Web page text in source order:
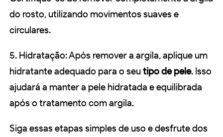
do rosto, utilizando movimentos suaves e
circulares.
5. Hidratação: Após remover a argila, aplique um
hidratante adequado para o seutipo de pele. Isso
ajudará a manter a pele hidratada e equilibrada
após o tratamento com argila.
Siga essas etapas simples de uso e desfrute dos